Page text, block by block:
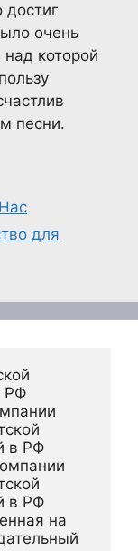
достиг
очень
над которой
песни.
для
РФ
в РФ
в РФ
на